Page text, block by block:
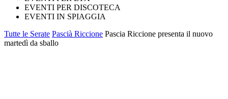
EVENTI PER DISCOTECA
EVENTI IN SPIAGGIA
Tutte le Serate Pascià Riccione Pascia Riccione presenta il nuovo
martedì da sballo